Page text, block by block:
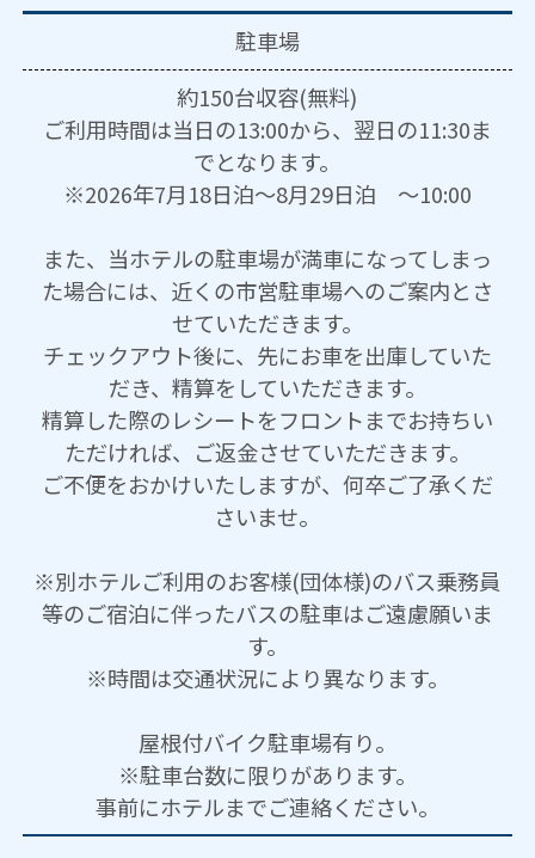
駐車場
約150台収容(無料)
ご利用時間は当日の13:00から、翌日の11:30ま
でとなります。
※2026年7月18日泊～8月29日泊 ～10:00
また、当ホテルの駐車場が満車になってしまっ
た場合には、近くの市営駐車場へのご案内とさ
せていただきます。
チェックアウト後に、先にお車を出庫していた
だき、精算をしていただきます。
精算した際のレシートをフロントまでお持ちい
ただければ、ご返金させていただきます。
ご不便をおかけいたしますが、何卒ご了承くだ
さいませ。
※別ホテルご利用のお客様(団体様)のバス乗務員
等のご宿泊に伴ったバスの駐車はご遠慮願いま
す。
※時間は交通状況により異なります。
屋根付バイク駐車場有り。
※駐車台数に限りがあります。
事前にホテルまでご連絡ください。